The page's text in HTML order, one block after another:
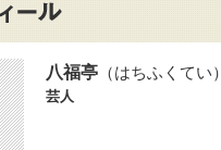
八福亭（はちふくてい）
芸人